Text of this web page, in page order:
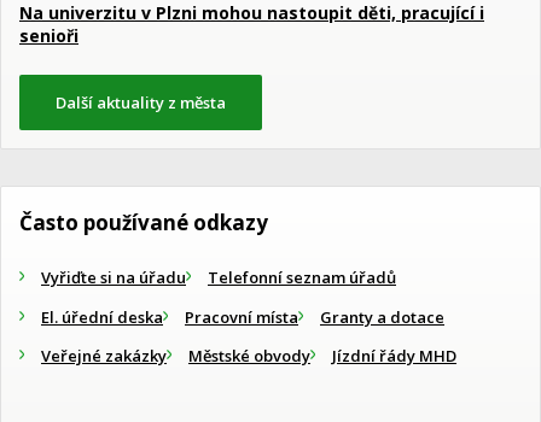
Na univerzitu v Plzni mohou nastoupit děti, pracující i
senioři
Další aktuality z města
Často používané odkazy
Vyřiďte si na úřadu
Telefonní seznam úřadů
El. úřední deska
Pracovní místa
Granty a dotace
Veřejné zakázky
Městské obvody Jízdní řády MHD